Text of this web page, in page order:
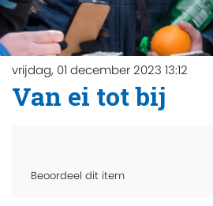
vrijdag, 01 december 2023 13:12
Van ei tot bij
Beoordeel dit item